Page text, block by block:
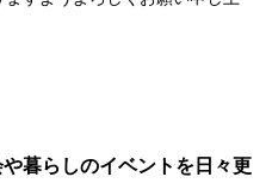
暮らしのイベントを日々更